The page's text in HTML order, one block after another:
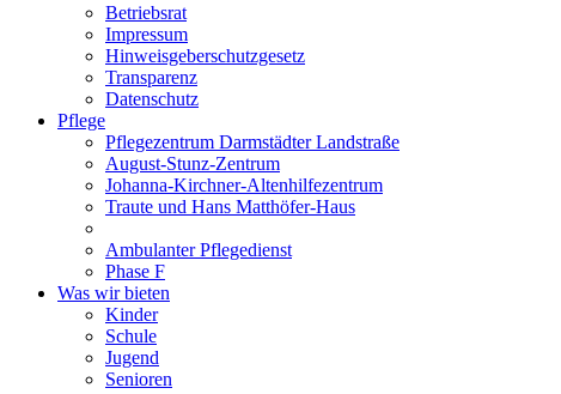
Betriebsrat
Impressum
Hinweisgeberschutzgesetz
Transparenz
Datenschutz
Pflege
Pflegezentrum Darmstädter Landstraße
August-Stunz-Zentrum
Johanna-Kirchner-Altenhilfezentrum
Traute und Hans Matthöfer-Haus
Ambulanter Pflegedienst
Phase F
Was wir bieten
Kinder
Schule
Jugend
Senioren